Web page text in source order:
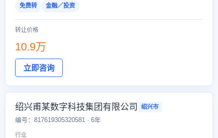
免费转 金融／投资
转让价格
10.9万
立即咨询
绍兴甫某数字科技集团有限公司 绍兴市
编号：817619305320581 · 6年
行业